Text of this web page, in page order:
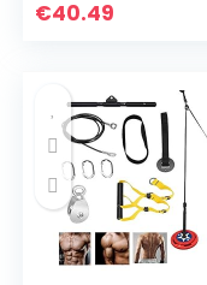
Bicep Body Building
€40.49